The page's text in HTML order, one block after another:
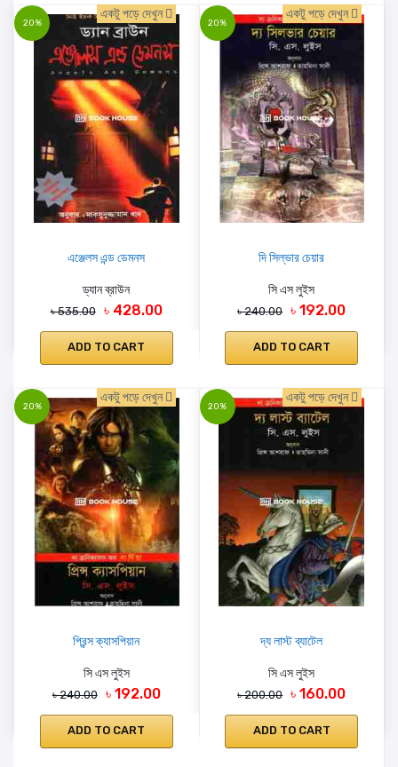
20%
একটু পড়ে দেখুন
এঞ্জেলস এন্ড ডেমনস
ড্যান ব্রাউন
৳ 535.00 ৳ 428.00
ADD TO CART
20%
একটু পড়ে দেখুন
দি সিল্ভার চেয়ার
সি এস লুইস
৳ 240.00 ৳ 192.00
ADD TO CART
20%
একটু পড়ে দেখুন
প্রিন্স ক্যাসপিয়ান
সি এস লুইস
৳ 240.00 ৳ 192.00
ADD TO CART
20%
একটু পড়ে দেখুন
দ্য লাস্ট ব্যাটেল
সি এস লুইস
৳ 200.00 ৳ 160.00
ADD TO CART